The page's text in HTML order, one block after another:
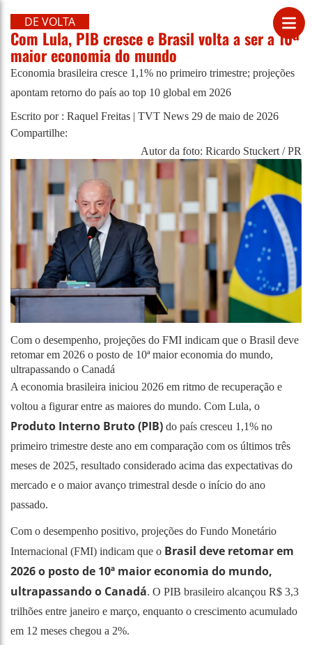
DE VOLTA
Com Lula, PIB cresce e Brasil volta a ser a 10ª
maior economia do mundo
Economia brasileira cresce 1,1% no primeiro trimestre; projeções
apontam retorno do país ao top 10 global em 2026
Escrito por : Raquel Freitas | TVT News 29 de maio de 2026
Compartilhe:
Autor da foto: Ricardo Stuckert / PR
Com o desempenho, projeções do FMI indicam que o Brasil deve
retomar em 2026 o posto de 10ª maior economia do mundo,
ultrapassando o Canadá
A economia brasileira iniciou 2026 em ritmo de recuperação e
voltou a figurar entre as maiores do mundo. Com Lula, o
Produto Interno Bruto (PIB) do país cresceu 1,1% no
primeiro trimestre deste ano em comparação com os últimos três
meses de 2025, resultado considerado acima das expectativas do
mercado e o maior avanço trimestral desde o início do ano
passado.
Com o desempenho positivo, projeções do Fundo Monetário
Internacional (FMI) indicam que o Brasil deve retomar em
2026 o posto de 10ª maior economia do mundo,
ultrapassando o Canadá. O PIB brasileiro alcançou R$ 3,3
trilhões entre janeiro e março, enquanto o crescimento acumulado
em 12 meses chegou a 2%.